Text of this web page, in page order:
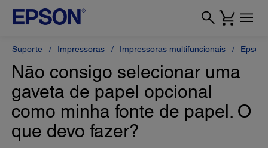
Suporte Impressoras Impressoras multifuncionais Epson
Não consigo selecionar uma
gaveta de papel opcional
como minha fonte de papel. O
que devo fazer?